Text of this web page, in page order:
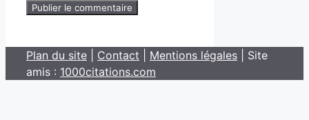
Plan du site Contact Mentions légales | Site
amis : 1000citations.com